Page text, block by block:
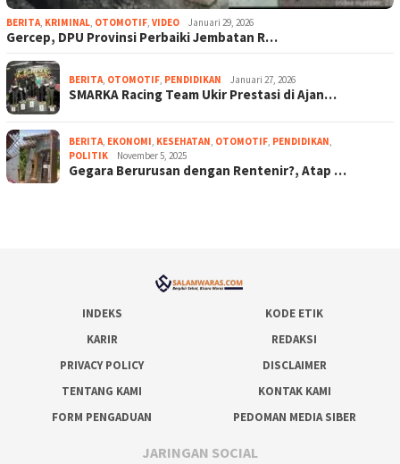
BERITA, KRIMINAL, OTOMOTIF, VIDEO Januari 29, 2026
Gercep, DPU Provinsi Perbaiki Jembatan R…
BERITA, OTOMOTIF, PENDIDIKAN Januari 27, 2026
SMARKA Racing Team Ukir Prestasi di Ajan…
BERITA, EKONOMI, KESEHATAN, OTOMOTIF, PENDIDIKAN,
POLITIK
November 5, 2025
Gegara Berurusan dengan Rentenir?, Atap …
INDEKS
KODE ETIK
KARIR
REDAKSI
PRIVACY POLICY
DISCLAIMER
TENTANG KAMI
KONTAK KAMI
FORM PENGADUAN
PEDOMAN MEDIA SIBER
JARINGAN SOCIAL